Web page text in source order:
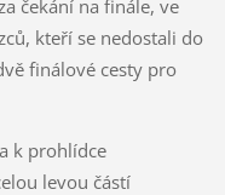
čekání na finále, ve
kteří se nedostali do
finálové cesty pro
k prohlídce
levou částí